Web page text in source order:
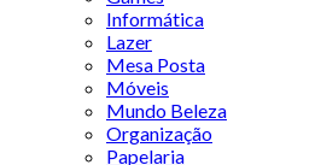
Informática
Lazer
Mesa Posta
Móveis
Mundo Beleza
Organização
Papelaria